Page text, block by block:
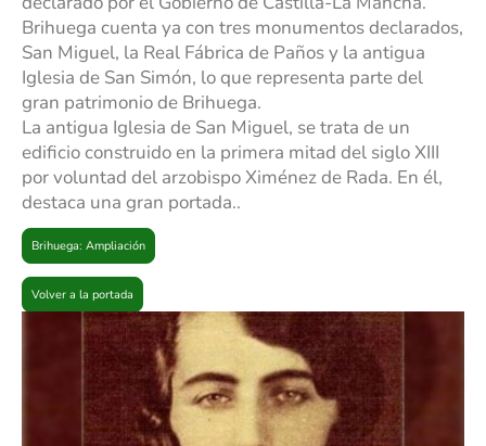
Brihuega cuenta ya con tres monumentos declarados,
San Miguel, la Real Fábrica de Paños y la antigua
Iglesia de San Simón, lo que representa parte del
gran patrimonio de Brihuega.
La antigua Iglesia de San Miguel, se trata de un
edificio construido en la primera mitad del siglo XIII
por voluntad del arzobispo Ximénez de Rada. En él,
destaca una gran portada..
Brihuega: Ampliación
Volver a la portada